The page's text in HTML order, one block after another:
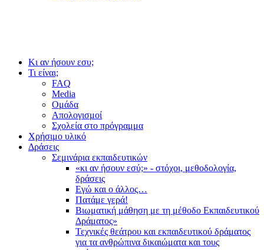
Κι αν ήσουν εσυ;
Τι είναι;
FAQ
Media
Ομάδα
Απολογισμοί
Σχολεία στο πρόγραμμα
Χρήσιμο υλικό
Δράσεις
Σεμινάρια εκπαιδευτικών
«κι αν ήσουν εσύ;» - στόχοι, μεθοδολογία,
δράσεις
Εγώ και ο άλλος…
Πατάμε γερά!
Βιωματική μάθηση με τη μέθοδο Εκπαιδευτικού
Δράματος»
Τεχνικές θεάτρου και εκπαιδευτικού δράματος
για τα ανθρώπινα δικαιώματα και τους